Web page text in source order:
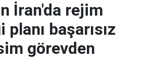
İran'da rejim
başarısız
görevden